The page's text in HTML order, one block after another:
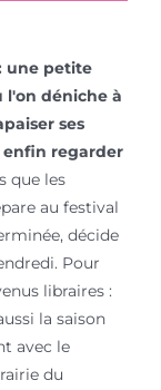
une petite
l'on déniche à
ses
enfin regarder
que les
au festival
décide
Pour
libraires :
la saison
avec le
du